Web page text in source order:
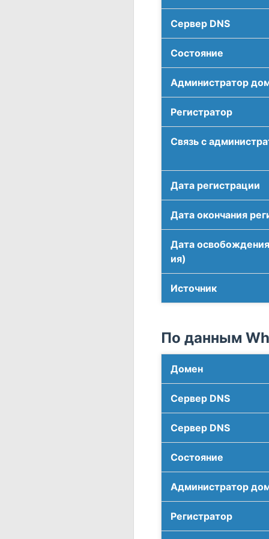
Сервер DNS
Соcтояние
Администратор
Регистратор
Связь с
Дата регистрации
Дата окончания
Дата
ия)
Источник
По данным
Домен
Сервер DNS
Сервер DNS
Соcтояние
Администратор
Регистратор